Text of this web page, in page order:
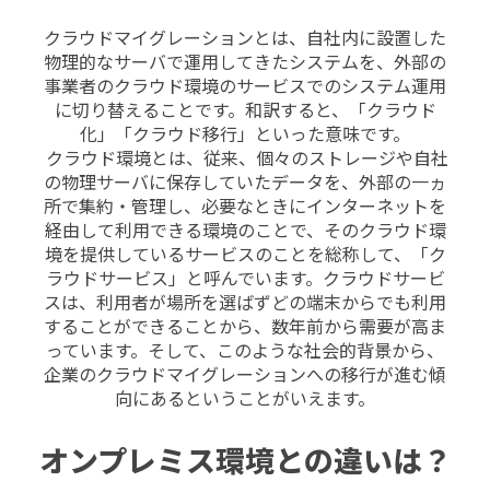
クラウドマイグレーションとは、自社内に設置した
物理的なサーバで運用してきたシステムを、外部の
事業者のクラウド環境のサービスでのシステム運用
に切り替えることです。和訳すると、「クラウド
化」「クラウド移行」といった意味です。
クラウド環境とは、従来、個々のストレージや自社
の物理サーバに保存していたデータを、外部の一ヵ
所で集約・管理し、必要なときにインターネットを
経由して利用できる環境のことで、そのクラウド環
境を提供しているサービスのことを総称して、「ク
ラウドサービス」と呼んでいます。
クラウドサービ
スは、利用者が場所を選ばずどの端末からでも利用
することができることから、数年前から需要が高ま
っています。そして、このような社会的背景から、
企業のクラウドマイグレーションへの移行が進む傾
向にあるということがいえます。
オンプレミス環境との違いは？